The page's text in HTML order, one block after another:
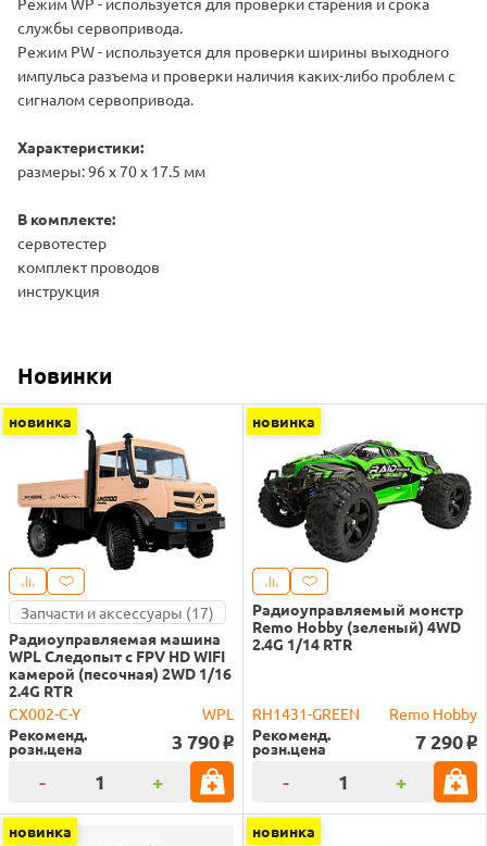
службы сервопривода.
Режим PW - используется для проверки ширины выходного
импульса разъема и проверки наличия каких-либо проблем с
сигналом сервопривода.
Характеристики:
размеры: 96 x 70 x 17.5 мм
В комплекте:
сервотестер
комплект проводов
инструкция
Новинки
новинка
Запчасти и аксессуары (17)
Радиоуправляемая машина
WPL Следопыт с FPV HD WIFI
камерой (песочная) 2WD 1/16
2.4G RTR
CX002-C-Y
WPL
Рекоменд.
розн.цена 3 790 o
- +
новинка
Радиоуправляемый монстр
Remo Hobby (зеленый) 4WD
2.4G 1/14 RTR
RH1431-GREEN
Remo Hobby
Рекоменд.
розн.цена 7 290 o
- +
новинка новинка